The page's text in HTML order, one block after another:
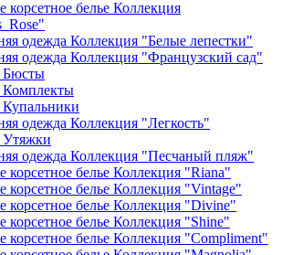
корсетное белье Коллекция
одежда Коллекция "Белые лепестки"
одежда Коллекция "Французский сад"
Бюсты
Комплекты
одежда Коллекция "Легкость"
Утяжки
одежда Коллекция "Песчаный пляж"
корсетное белье Коллекция "Riana"
корсетное белье Коллекция "Vintage"
корсетное белье Коллекция "Divine"
корсетное белье Коллекция "Shine"
корсетное белье Коллекция "Compliment"